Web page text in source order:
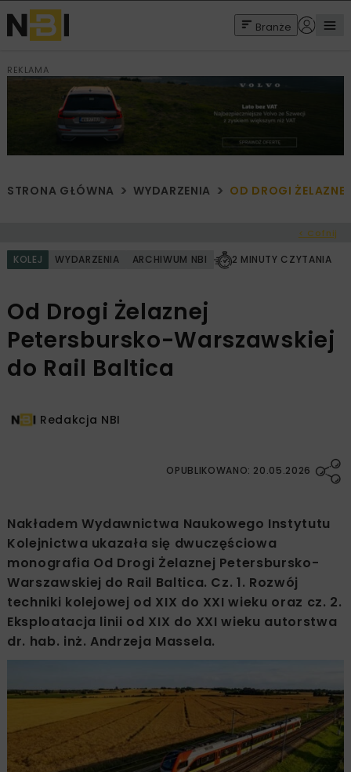
Branże
REKLAMA
STRONA GŁÓWNA WYDARZENIA OD DROGI
< Cofnij
KOLEJ WYDARZENIA ARCHIWUM NBI 2 MINUTY CZYTANIA
Od Drogi Żelaznej
Petersbursko-Warszawskiej
do Rail Baltica
Redakcja NBI
OPUBLIKOWANO: 20.05.2026
Nakładem Wydawnictwa Naukowego Instytutu
Kolejnictwa ukazała się dwuczęściowa
monografia Od Drogi Żelaznej Petersbursko-
Warszawskiej do Rail Baltica. Cz. 1. Rozwój
techniki kolejowej od XIX do XXI wieku oraz cz. 2.
Eksploatacja linii od XIX do XXI wieku autorstwa
dr. hab. inż. Andrzeja Massela.